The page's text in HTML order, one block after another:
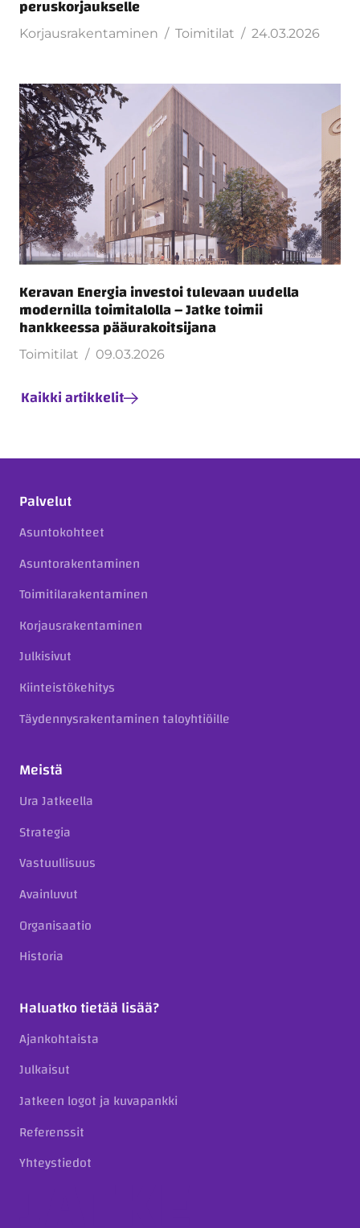
peruskorjaukselle
Korjausrakentaminen Toimitilat 24.03.2026
Keravan Energia investoi tulevaan uudella
modernilla toimitalolla – Jatke toimii
hankkeessa pääurakoitsijana
Toimitilat 09.03.2026
Kaikki artikkelit
Palvelut
Asuntokohteet
Asuntorakentaminen
Toimitilarakentaminen
Korjausrakentaminen
Julkisivut
Kiinteistökehitys
Täydennysrakentaminen taloyhtiöille
Meistä
Ura Jatkeella
Strategia
Vastuullisuus
Avainluvut
Organisaatio
Historia
Haluatko tietää lisää?
Ajankohtaista
Julkaisut
Jatkeen logot ja kuvapankki
Referenssit
Yhteystiedot